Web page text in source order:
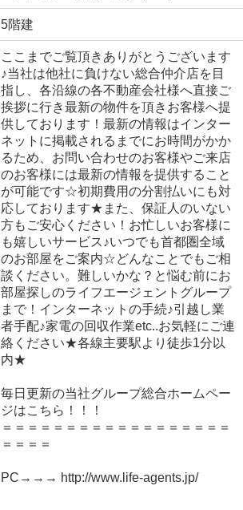
5階建
ここまでご覧頂きありがとうございます
♪当社は他社に負けない総合仲介店を目
指し、各沿線の各不動産会社様へ直接ご
挨拶に行き最新の物件を頂きお客様へ提
供しております！最新の情報はインター
ネットに掲載されるまでにお時間がかか
るため、お問い合わせのお客様やご来店
のお客様には最新の情報を提供すること
が可能です☆初期費用の分割払いにも対
応しております★また、保証人のいない
方もご安心ください！お忙しいお客様に
も嬉しいサービス♪いつでも首都圏全域
のお部屋をご案内☆どんなことでもご相
談ください。難しいかな？と悩む前にお
部屋探しのライフエージェントグループ
まで！インターネットの手続♪引越し業
者手配♪家電の回収作業etc..お気軽にご連
絡ください★各線主要駅より徒歩1分以
内★
毎日更新の当社グループ総合ホームペー
ジはこちら！！！
＝＝＝＝＝＝＝＝＝＝＝＝＝＝＝＝＝＝
＝＝＝＝
PC→→→ http://www.life-agents.jp/